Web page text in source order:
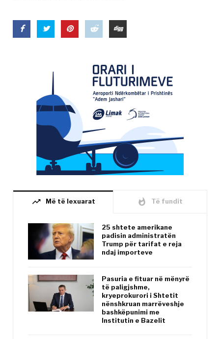
trending_up Më të lexuarat whatshot Të fundit
25 shtete amerikane
padisin administratën
Trump për tarifat e reja
ndaj importeve
Pasuria e fituar në mënyrë
të paligjshme,
kryeprokurori i Shtetit
nënshkruan marrëveshje
bashkëpunimi me
Institutin e Bazelit